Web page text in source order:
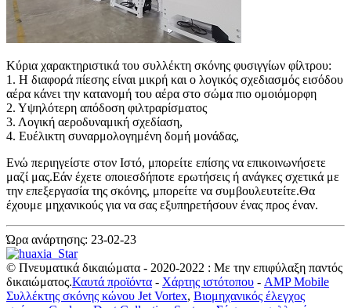
Κύρια χαρακτηριστικά του συλλέκτη σκόνης φυσιγγίων φίλτρου:
1. Η διαφορά πίεσης είναι μικρή και ο λογικός σχεδιασμός εισόδου
αέρα κάνει την κατανομή του αέρα στο σώμα πιο ομοιόμορφη
2. Υψηλότερη απόδοση φιλτραρίσματος
3. Λογική αεροδυναμική σχεδίαση,
4. Ευέλικτη συναρμολογημένη δομή μονάδας,
Ενώ περιηγείστε στον Ιστό, μπορείτε επίσης να επικοινωνήσετε
μαζί μας.Εάν έχετε οποιεσδήποτε ερωτήσεις ή ανάγκες σχετικά με
την επεξεργασία της σκόνης, μπορείτε να συμβουλευτείτε.Θα
έχουμε μηχανικούς για να σας εξυπηρετήσουν ένας προς έναν.
Ώρα ανάρτησης: 23-02-23
© Πνευματικά δικαιώματα - 2020-2022 : Με την επιφύλαξη παντός
δικαιώματος.Καυτά προϊόντα - Χάρτης ιστότοπου - AMP Mobile
Συλλέκτης σκόνης κώνου Jet Vortex, Βιομηχανικός έλεγχος